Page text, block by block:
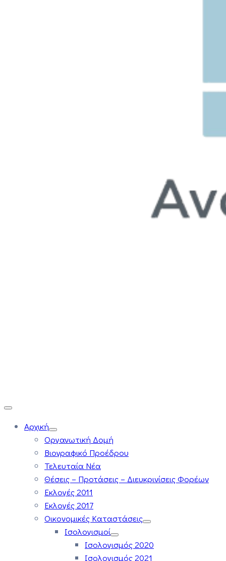
Αρχική
Οργανωτική Δομή
Βιογραφικό Προέδρου
Τελευταία Νέα
Θέσεις – Προτάσεις – Διευκρινίσεις Φορέων
Εκλογές 2011
Εκλογές 2017
Οικονομικές Καταστάσεις
Ισολογισμοί
Ισολογισμός 2020
Ισολογισμός 2021